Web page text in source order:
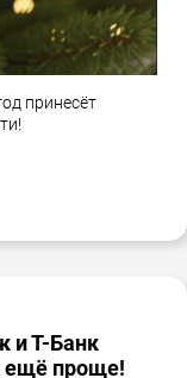
принесёт
и Т-Банк
ещё проще!